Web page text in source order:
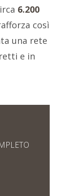
6.200
così
una rete
e in